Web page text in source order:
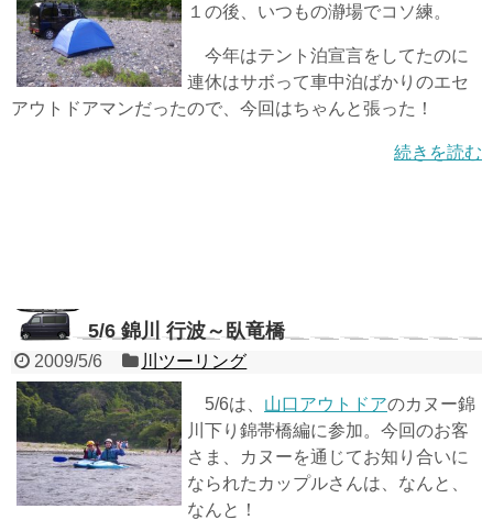
１の後、いつもの瀞場でコソ練。
今年はテント泊宣言をしてたのに
連休はサボって車中泊ばかりのエセ
アウトドアマンだったので、今回はちゃんと張った！
続きを読む
5/6 錦川 行波～臥竜橋
2009/5/6 川ツーリング
5/6は、 山口アウトドアのカヌー錦
川下り錦帯橋編に参加。今回のお客
さま、カヌーを通じてお知り合いに
なられたカップルさんは、なんと、
なんと！